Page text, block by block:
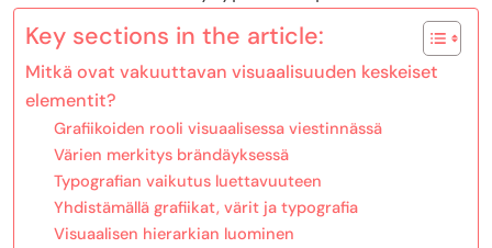
Key sections in the article:
Mitkä ovat vakuuttavan visuaalisuuden keskeiset
elementit?
Grafiikoiden rooli visuaalisessa viestinnässä
Värien merkitys brändäyksessä
Typografian vaikutus luettavuuteen
Yhdistämällä grafiikat, värit ja typografia
Visuaalisen hierarkian luominen